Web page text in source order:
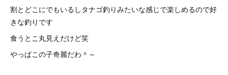
割とどこにでもいるしタナゴ釣りみたいな感じで楽しめるので好
きな釣りです
食うとこ丸見えだけど笑
やっぱこの子奇麗だわ＾～